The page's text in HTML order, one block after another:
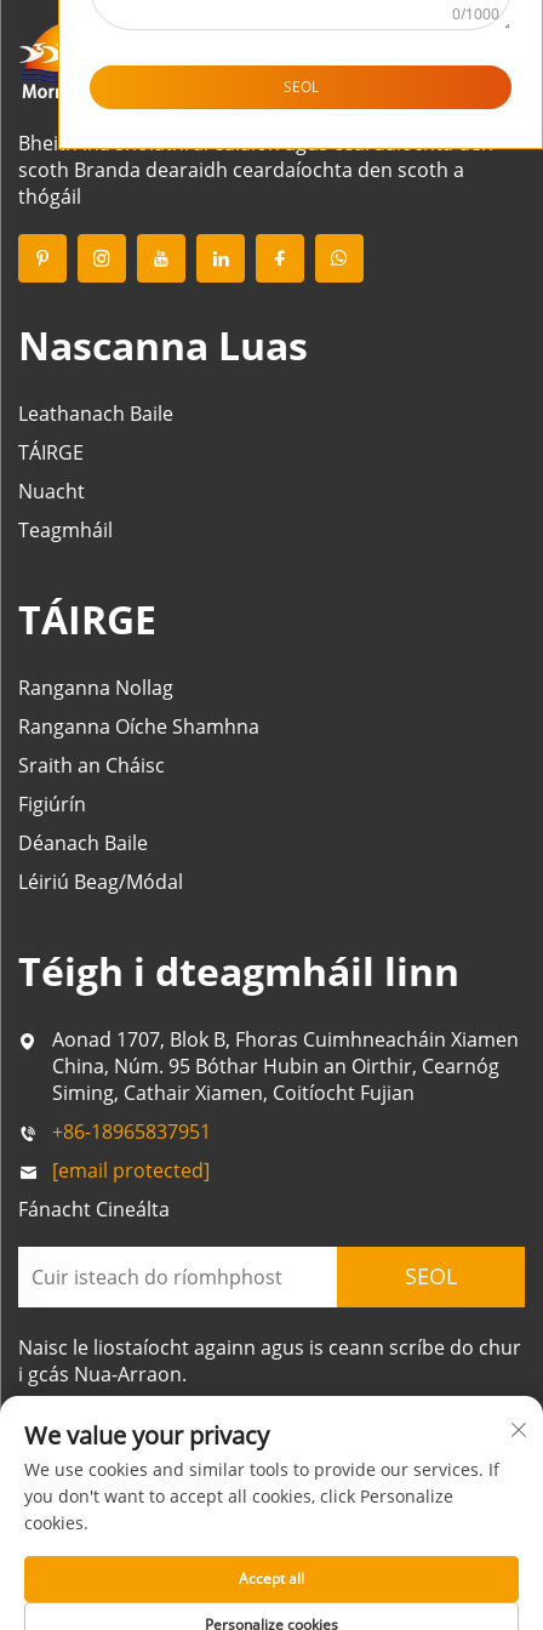
0/1000
SEOL
Bheith ina sholáthraí ealaíon agus ceardaíochta den
scoth Branda dearaidh ceardaíochta den scoth a
thógáil
Nascanna Luas
Leathanach Baile
TÁIRGE
Nuacht
Teagmháil
TÁIRGE
Ranganna Nollag
Ranganna Oíche Shamhna
Sraith an Cháisc
Figiúrín
Déanach Baile
Léiriú Beag/Módal
Téigh i dteagmháil linn
Aonad 1707, Blok B, Fhoras Cuimhneacháin Xiamen
China, Núm. 95 Bóthar Hubin an Oirthir, Cearnóg
Siming, Cathair Xiamen, Coitíocht Fujian
+86-18965837951
[email protected]
Fánacht Cineálta
SEOL
Naisc le liostaíocht againn agus is ceann scríbe do chur
i gcás Nua-Arraon.
Cóipcheart © Xiamen Mornsun Industrial Co.,Ltd. Gach
ceart ar cosaint
Faoin Teagmháil Beartas Príobháideachta Blog
We value your privacy
We use cookies and similar tools to provide our services. If
you don't want to accept all cookies, click Personalize
cookies.
Personalize cookies
Accept all